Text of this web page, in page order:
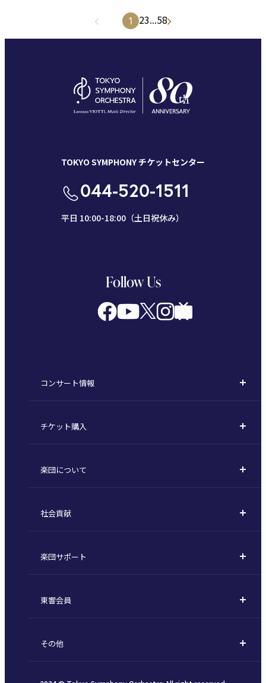
1 23...58
TOKYO SYMPHONY チケットセンター
044-520-1511
平日 10:00-18:00（土日祝休み）
Follow Us
コンサート情報
定期演奏会
東京オペラシティシリーズ
特別演奏会など
その他の公演
チケット購入
定期会員券 / セット券
1回券
楽団について
東京交響楽団とは
指揮者
東響コーラス
社会貢献
川崎市 - フランチャイズ
楽団サポート
ご芳名一覧
東響会員
その他